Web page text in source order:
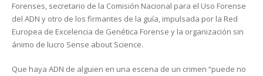
Forenses, secretario de la Comisión Nacional para el Uso Forense
del ADN y otro de los firmantes de la guía, impulsada por la Red
Europea de Excelencia de Genética Forense y la organización sin
ánimo de lucro Sense about Science.
Que haya ADN de alguien en una escena de un crimen “puede no